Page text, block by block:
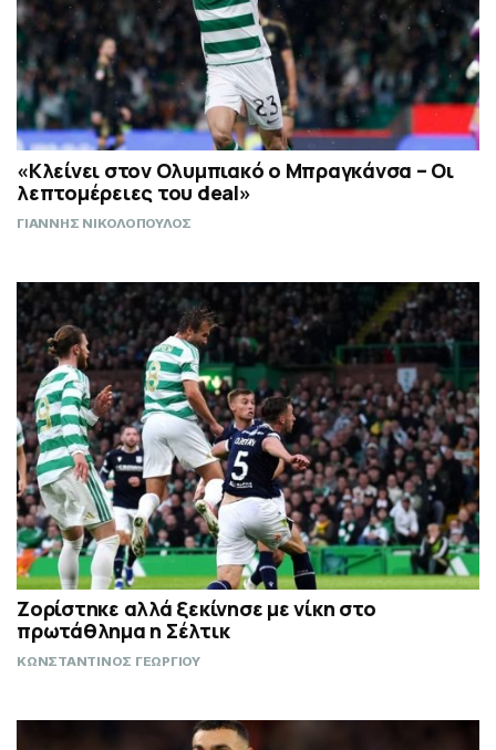
«Κλείνει στον Ολυμπιακό ο Μπραγκάνσα – Οι
λεπτομέρειες του deal»
ΓΙΑΝΝΗΣ ΝΙΚΟΛΟΠΟΥΛΟΣ
Ζορίστηκε αλλά ξεκίνησε με νίκη στο
πρωτάθλημα η Σέλτικ
ΚΩΝΣΤΑΝΤΙΝΟΣ ΓΕΩΡΓΙΟΥ